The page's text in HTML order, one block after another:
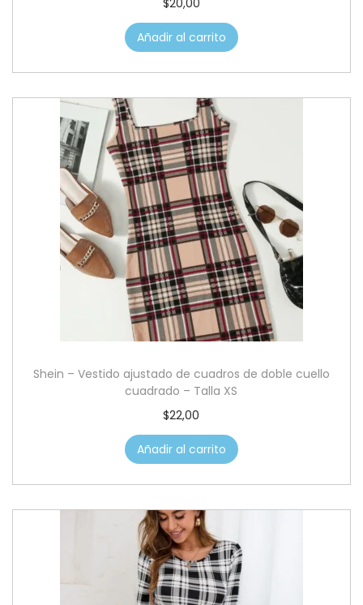
$20,00
Añadir al carrito
Shein – Vestido ajustado de cuadros de doble cuello
cuadrado – Talla XS
$22,00
Añadir al carrito